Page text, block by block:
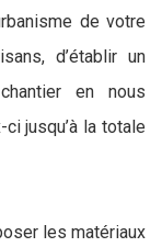
de votre
d’établir un
en nous
jusqu’à la totale
les matériaux